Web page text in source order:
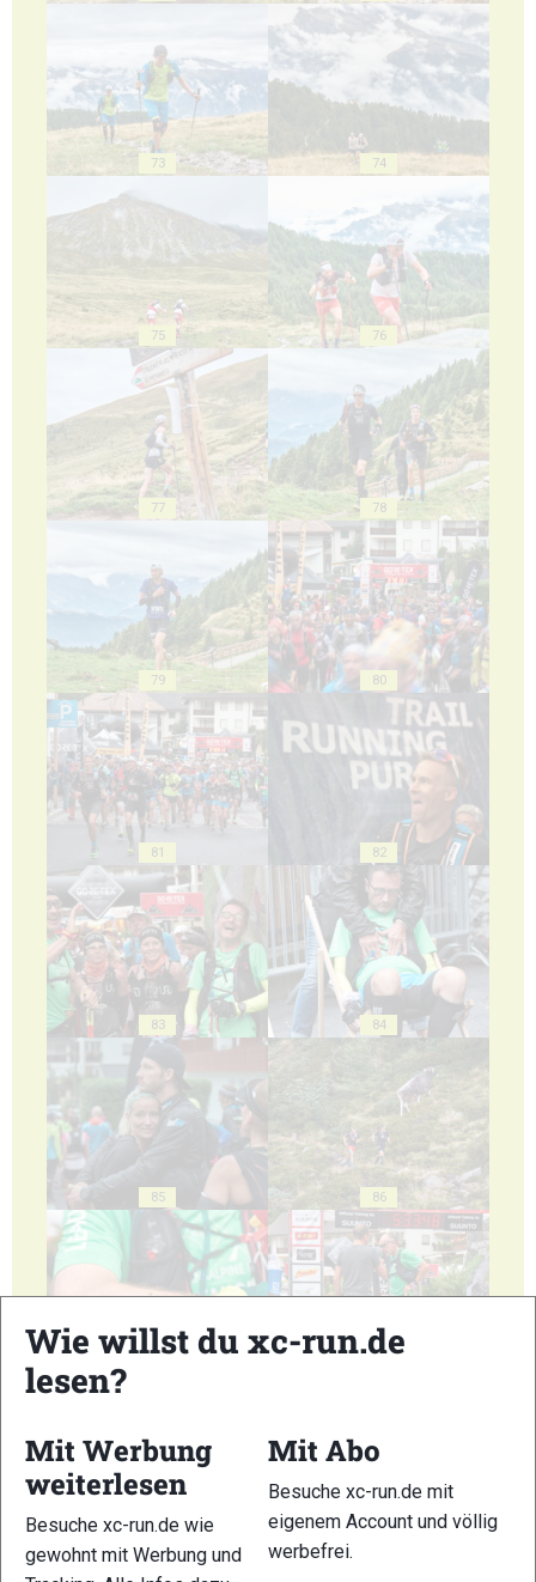
73 74
75 76
77 78
79 80
81 82
83 84
85 86
Wie willst du xc-run.de
lesen?
Mit Werbung
weiterlesen
Besuche xc-run.de wie
gewohnt mit Werbung und
Mit Abo
Besuche xc-run.de mit
eigenem Account und völlig
werbefrei.